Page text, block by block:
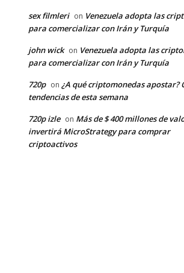
sex filmleri on Venezuela adopta las
para comercializar con Irán y Turquía
john wick on Venezuela adopta las
para comercializar con Irán y Turquía
720p on ¿A qué criptomonedas apostar?
tendencias de esta semana
720p izle on Más de $ 400 millones de
invertirá MicroStrategy para comprar
criptoactivos